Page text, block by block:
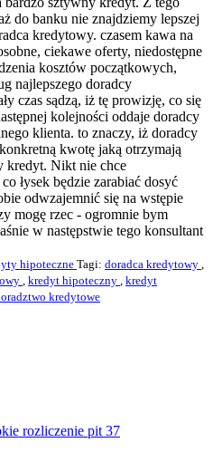
do banku nie znajdziemy lepszej
kredytowy. czasem kawa na
ciekawe oferty, niedostępne
kosztów początkowych,
najlepszego doradcy
czas sądzą, iż tę prowizję, co się
kolejności oddaje doradcy
klienta. to znaczy, iż doradcy
kwotę jaką otrzymają
kredyt. Nikt nie chce
łysek będzie zarabiać dosyć
odwzajemnić się na wstępie
mogę rzec - ogromnie bym
w następstwie tego konsultant
hipoteczne Tagi: doradca kredytowy
kredyt hipoteczny kredyt
kredytowe
rozliczenie pit 37